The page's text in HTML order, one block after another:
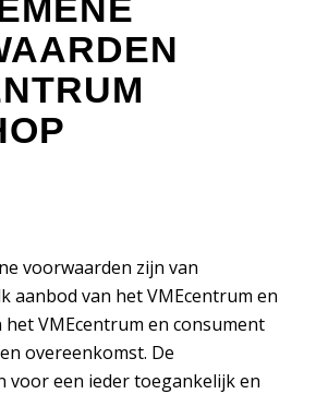
voorwaarden zijn van
aanbod van het VMEcentrum en
VMEcentrum en consument
overeenkomst. De
voor een ieder toegankelijk en